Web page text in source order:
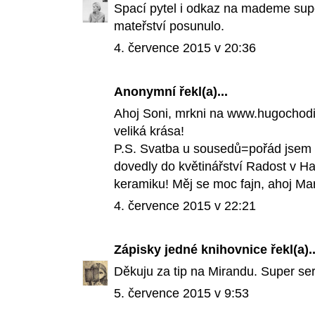
Spací pytel i odkaz na mademe
mateřství posunulo.
4. července 2015 v 20:36
Anonymní řekl(a)...
Ahoj Soni, mrkni na
veliká krása!
P.S. Svatba u sousedů=pořád
dovedly do květinářství Radost v
keramiku! Měj se moc fajn, ahoj
4. července 2015 v 22:21
Zápisky jedné knihovnice
Děkuju za tip na Mirandu. Super
5. července 2015 v 9:53